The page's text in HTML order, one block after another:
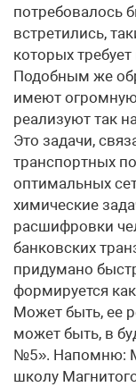
потребовалось
встретились,
которых
Подобным же
имеют
реализуют так
Это задачи,
транспортных
оптимальных
химические
расшифровки
банковских
придумано
формируется
Может быть, ее
может быть, в
№5». Напомню:
школу